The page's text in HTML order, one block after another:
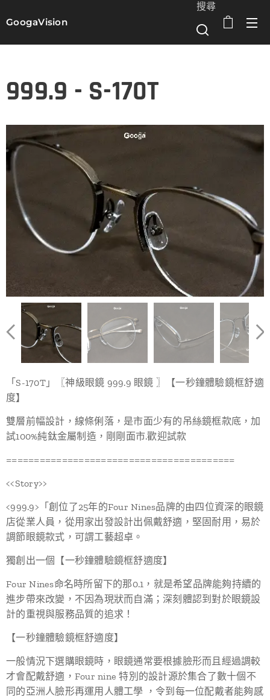
GoogaVision
搜尋
999.9 - S-170T
「S-170T」〖神級眼鏡 999.9 眼鏡 〗【一秒鐘體驗鏡框舒適
度】
雙層前幅設計，線條俐落，是市面少有的吊絲鏡框款底，加
試100%純鈦金屬制造，剛剛面市.歡迎試款
=========================================
<<Story>>
<999.9>「創位了25年的Four Nines品牌的由四位資深的眼鏡
店從業人員，從用家出發設計出佩戴舒適，堅固耐用，易於
調節眼鏡款式，可謂工藝超卓。
獨創出一個【一秒鐘體驗鏡框舒適度】
Four Nines命名時所留下的那0.1，就是希望品牌能夠持續的
進步帶來改變，不因為現狀而自滿；深刻體認到對於眼鏡設
計的重視與服務品質的追求！
【一秒鐘體驗鏡框舒適度】
一般情況下選購眼鏡時，眼鏡通常要根據臉形而且經過調較
才會配戴舒適，Four nine 特別的設計源於集合了數十個不
同的亞洲人臉形再運用人體工學 ，令到每一位配戴者能夠感